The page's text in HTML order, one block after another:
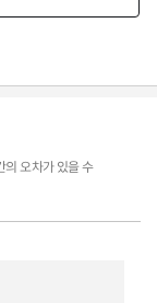
의 오차가 있을 수